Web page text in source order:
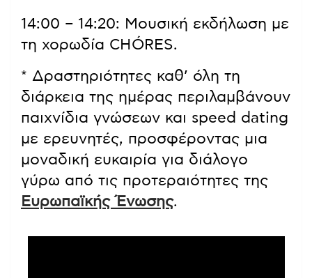
14:00 – 14:20: Μουσική εκδήλωση με
τη χορωδία CHÓRES.
* Δραστηριότητες καθ’ όλη τη
διάρκεια της ημέρας περιλαμβάνουν
παιχνίδια γνώσεων και speed dating
με ερευνητές, προσφέροντας μια
μοναδική ευκαιρία για διάλογο
γύρω από τις προτεραιότητες της
Ευρωπαϊκής Ένωσης.